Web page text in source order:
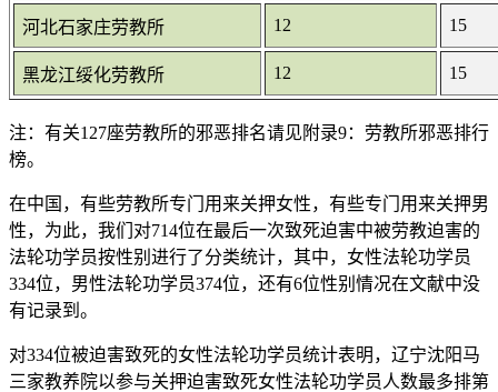
河北石家庄劳教所 12 15
黑龙江绥化劳教所 12 15
注：有关127座劳教所的邪恶排名请见附录9：劳教所邪恶排行
榜。
在中国，有些劳教所专门用来关押女性，有些专门用来关押男
性，为此，我们对714位在最后一次致死迫害中被劳教迫害的
法轮功学员按性别进行了分类统计，其中，女性法轮功学员
334位，男性法轮功学员374位，还有6位性别情况在文献中没
有记录到。
对334位被迫害致死的女性法轮功学员统计表明，辽宁沈阳马
三家教养院以参与关押迫害致死女性法轮功学员人数最多排第